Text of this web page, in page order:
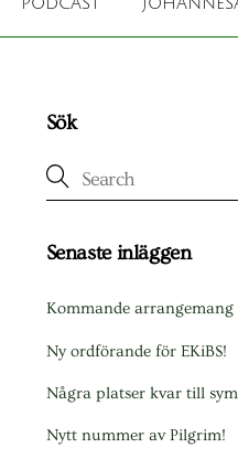
PODCAST
Sök
Senaste inläggen
Kommande arrangemang
Ny ordförande för EKiBS!
Några platser kvar till
Nytt nummer av Pilgrim!